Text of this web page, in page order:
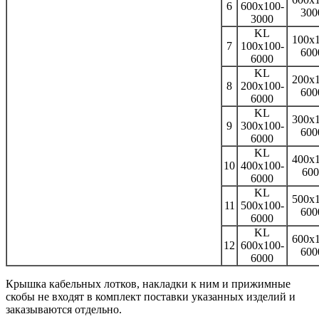
6
600x100-
3000
7
KL
100x100-
6000
8
KL
200x100-
6000
9
KL
300x100-
6000
10
KL
400x100-
6000
11
KL
500x100-
6000
12
KL
600x100-
6000
Крышка кабельных лотков, накладки к ним и прижимные
скобы не входят в комплект поставки указанных изделий и
заказываются отдельно.